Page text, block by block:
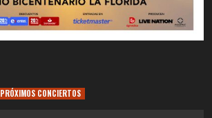
PRÓXIMOS CONCIERTOS